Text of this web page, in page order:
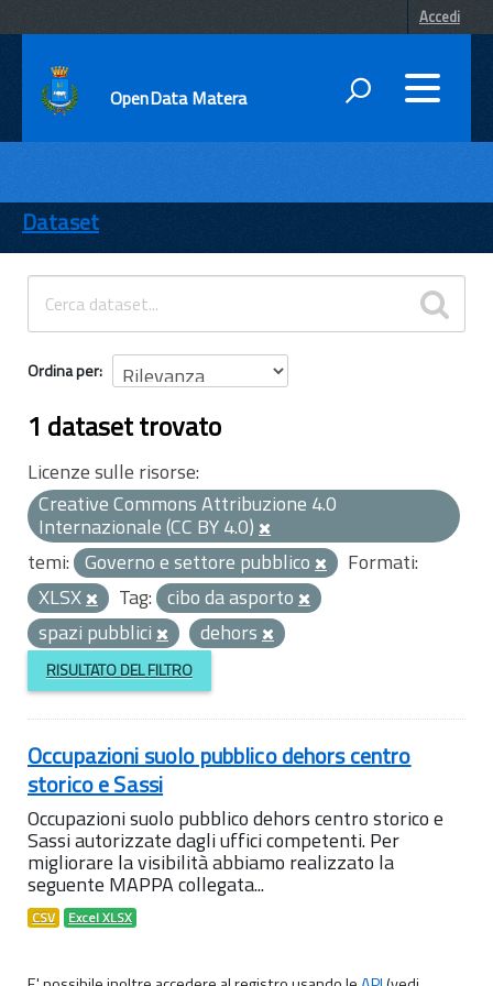
Accedi
OpenData Matera
ENTI
TEMI
INFORMAZIONI
Dataset
Ordina per
1 dataset trovato
Licenze sulle risorse:
Creative Commons Attribuzione 4.0
Internazionale (CC BY 4.0)
temi: Governo e settore pubblico
Formati:
XLSX
Tag: cibo da asporto
spazi pubblici
dehors
RISULTATO DEL FILTRO
Occupazioni suolo pubblico dehors centro
storico e Sassi
Occupazioni suolo pubblico dehors centro storico e
Sassi autorizzate dagli uffici competenti. Per
migliorare la visibilità abbiamo realizzato la
seguente MAPPA collegata...
CSV Excel XLSX